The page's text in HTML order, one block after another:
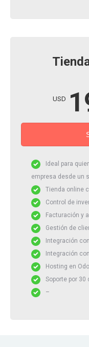
USD
​Ideal para
empresa desde un
Tienda online
Control de
Facturación y
Gestión de
Integración
Integración
Hosting en
Soporte por 30
–